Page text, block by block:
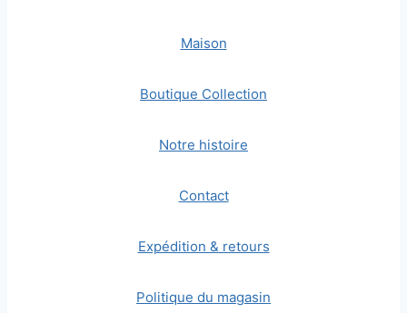
Maison
Boutique Collection
Notre histoire
Contact
Expédition & retours
Politique du magasin